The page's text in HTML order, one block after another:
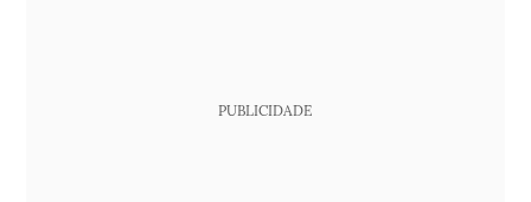
PUBLICIDADE